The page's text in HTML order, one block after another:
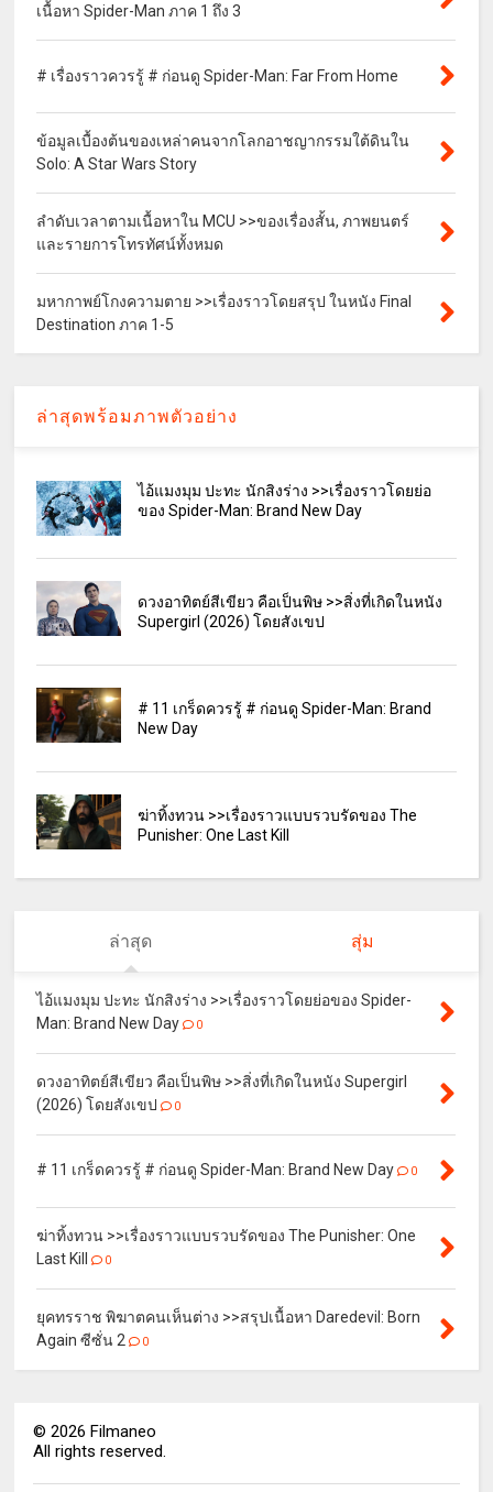
เนื้อหา Spider-Man ภาค 1 ถึง 3
# เรื่องราวควรรู้ # ก่อนดู Spider-Man: Far From Home
ข้อมูลเบื้องต้นของเหล่าคนจากโลกอาชญากรรมใต้ดินใน
Solo: A Star Wars Story
ลำดับเวลาตามเนื้อหาใน MCU >>ของเรื่องสั้น, ภาพยนตร์
และรายการโทรทัศน์ทั้งหมด
มหากาพย์โกงความตาย >>เรื่องราวโดยสรุป ในหนัง Final
Destination ภาค 1-5
ล่าสุดพร้อมภาพตัวอย่าง
ไอ้แมงมุม ปะทะ นักสิงร่าง >>เรื่องราวโดยย่อ
ของ Spider-Man: Brand New Day
ดวงอาทิตย์สีเขียว คือเป็นพิษ >>สิ่งที่เกิดในหนัง
Supergirl (2026) โดยสังเขป
# 11 เกร็ดควรรู้ # ก่อนดู Spider-Man: Brand
New Day
ฆ่าทิ้งทวน >>เรื่องราวแบบรวบรัดของ The
Punisher: One Last Kill
ล่าสุด สุ่ม
ไอ้แมงมุม ปะทะ นักสิงร่าง >>เรื่องราวโดยย่อของ Spider-
Man: Brand New Day
0
ดวงอาทิตย์สีเขียว คือเป็นพิษ >>สิ่งที่เกิดในหนัง Supergirl
(2026) โดยสังเขป
0
# 11 เกร็ดควรรู้ # ก่อนดู Spider-Man: Brand New Day 0
ฆ่าทิ้งทวน >>เรื่องราวแบบรวบรัดของ The Punisher: One
Last Kill
0
ยุคทรราช พิฆาตคนเห็นต่าง >>สรุปเนื้อหา Daredevil: Born
Again ซีซั่น 2
0
©2026 Filmaneo
All rights reserved.